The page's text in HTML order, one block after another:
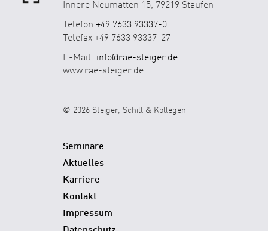
Innere Neumatten 15, 79219 Staufen
Telefon +49 7633 93337-0
Telefax +49 7633 93337-27
E-Mail: info@rae-steiger.de
www.rae-steiger.de
© 2026 Steiger, Schill & Kollegen
Seminare
Aktuelles
Karriere
Kontakt
Impressum